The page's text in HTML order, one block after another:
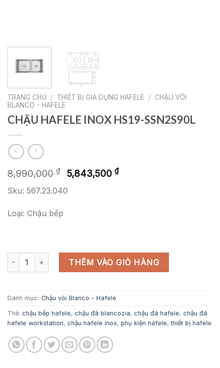
TRANG CHỦ / THIẾT BỊ GIA DỤNG HAFELE / CHẬU VÒI
BLANCO - HAFELE
CHẬU HAFELE INOX HS19-SSN2S90L
8,990,000₫
Giá
gốc
là:
5,843,500 ₫Giá
Sku: 567.23.040
Loại: Chậu bếp
CHẬU HAFELE INOX HS19-SSN2S90L số lượng
THÊM VÀO GIỎ HÀNG
Danh mục: Chậu vòi Blanco - Hafele
Thẻ: chậu bếp hafele, chậu đá blancozia, chậu đá hafele, chậu đá
hafele workstation, chậu hafele inox, phụ kiện hafele,thiết bị hafele